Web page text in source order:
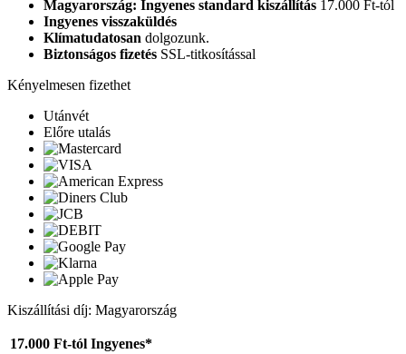
Magyarország: Ingyenes standard kiszállítás 17.000 Ft-tól
Ingyenes visszaküldés
Klímatudatosan dolgozunk.
Biztonságos fizetés SSL-titkosítással
Kényelmesen fizethet
Utánvét
Előre utalás
Kiszállítási díj: Magyarország
17.000 Ft-tól Ingyenes*